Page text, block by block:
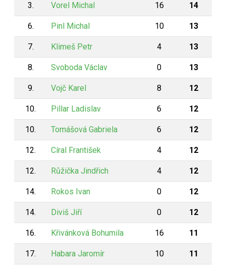
3. Vorel Michal 16 14
6. Pinl Michal 10 13
7. Klimeš Petr 4 13
8. Svoboda Václav 0 13
9. Vojč Karel 8 12
10. Pillar Ladislav 6 12
10. Tomášová Gabriela 6 12
12. Círal František 4 12
12. Růžička Jindřich 4 12
14. Rokos Ivan 0 12
14. Diviš Jiří 0 12
16. Křivánková Bohumila 16 11
17. Habara Jaromír 10 11